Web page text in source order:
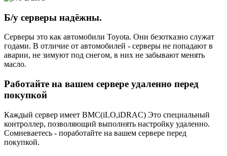
Б/у серверы надёжны.
Серверы это как автомобили Toyota. Они безотказно служат
годами. В отличие от автомобилей - серверы не попадают в
аварии, не зимуют под снегом, в них не забывают менять
масло.
Работайте на вашем сервере удаленно перед
покупкой
Каждый сервер имеет BMC(iLO,iDRAC) Это специальный
контроллер, позволяющий выполнять настройку удаленно.
Сомневаетесь - поработайте на вашем сервере перед
покупкой.